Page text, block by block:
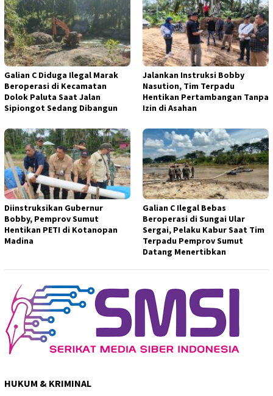
Galian C Diduga Ilegal Marak
Beroperasi di Kecamatan
Dolok Paluta Saat Jalan
Sipiongot Sedang Dibangun
Jalankan Instruksi Bobby
Nasution, Tim Terpadu
Hentikan Pertambangan Tanpa
Izin di Asahan
Diinstruksikan Gubernur
Bobby, Pemprov Sumut
Hentikan PETI di Kotanopan
Madina
Galian C Ilegal Bebas
Beroperasi di Sungai Ular
Sergai, Pelaku Kabur Saat Tim
Terpadu Pemprov Sumut
Datang Menertibkan
HUKUM & KRIMINAL